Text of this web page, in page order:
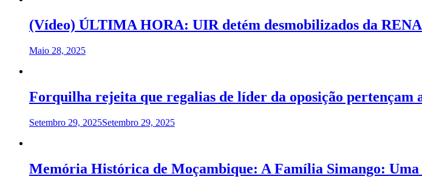
(Vídeo) ÚLTIMA HORA: UIR detém desmobilizados da
Maio 28, 2025
Forquilha rejeita que regalias de líder da oposição pertençam
Setembro 29, 2025Setembro 29, 2025
Memória Histórica de Moçambique: A Família Simango: